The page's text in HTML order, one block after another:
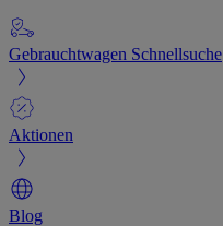
Gebrauchtwagen Schnellsuche
Aktionen
Blog